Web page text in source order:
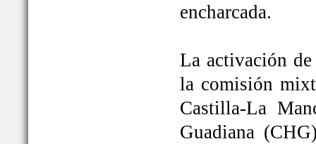
encharcada.
La activación
la comisión
Castilla-La
Guadiana